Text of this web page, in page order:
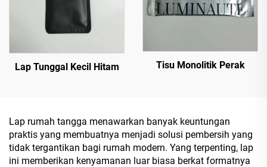
Lap Tunggal Kecil Hitam Tisu Monolitik Perak
Lap rumah tangga menawarkan banyak keuntungan
praktis yang membuatnya menjadi solusi pembersih yang
tidak tergantikan bagi rumah modern. Yang terpenting, lap
ini memberikan kenyamanan luar biasa berkat formatnya